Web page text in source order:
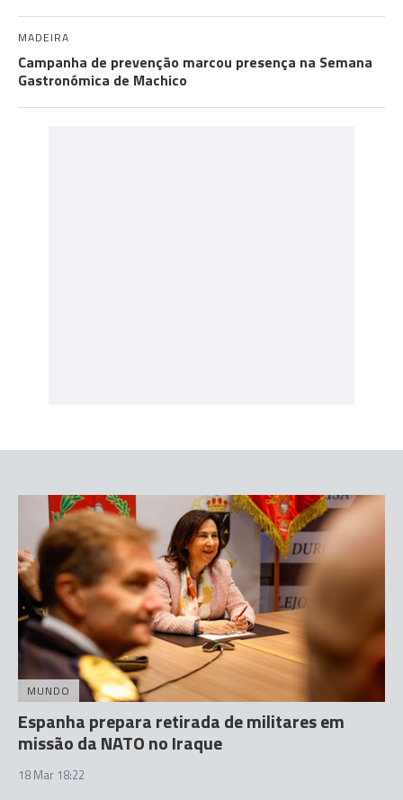
MADEIRA
Campanha de prevenção marcou presença na Semana
Gastronómica de Machico
MUNDO
Espanha prepara retirada de militares em
missão da NATO no Iraque
18 Mar 18:22